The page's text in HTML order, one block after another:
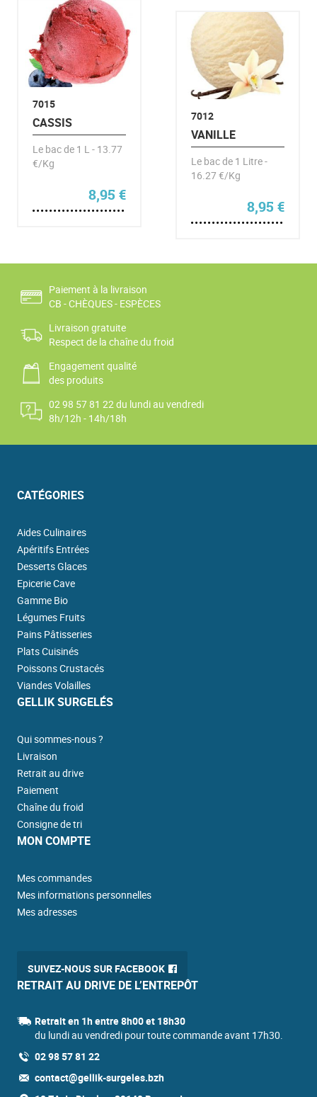
7015
CASSIS
Le bac de 1 L - 13.77
€/Kg
8,95€
7012
VANILLE
Le bac de 1 Litre -
16.27 €/Kg
8,95€
Paiement à la livraison
CB - CHÈQUES - ESPÈCES
Livraison gratuite
Respect de la chaîne du froid
Engagement qualité
des produits
02 98 57 81 22 du lundi au vendredi
8h/12h - 14h/18h
CATÉGORIES
Aides Culinaires
Apéritifs Entrées
Desserts Glaces
Epicerie Cave
Gamme Bio
Légumes Fruits
Pains Pâtisseries
Plats Cuisinés
Poissons Crustacés
Viandes Volailles
GELLIK SURGELÉS
Qui sommes-nous ?
Livraison
Retrait au drive
Paiement
Chaîne du froid
Consigne de tri
MON COMPTE
Mes commandes
Mes informations personnelles
Mes adresses
SUIVEZ-NOUS SUR FACEBOOK
RETRAIT AU DRIVE DE L’ENTREPÔT
Retrait en 1h entre 8h00 et 18h30
du lundi au vendredi pour toute commande avant 17h30.
02 98 57 81 22
contact@gellik-surgeles.bzh